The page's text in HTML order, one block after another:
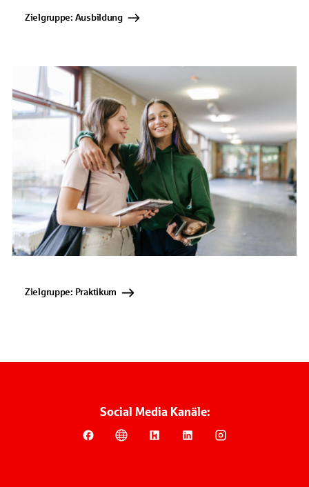
Zielgruppe: Ausbildung
Zielgruppe: Praktikum
Social Media Kanäle: